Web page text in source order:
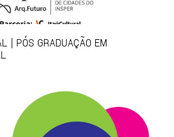
| PÓS GRADUAÇÃO EM